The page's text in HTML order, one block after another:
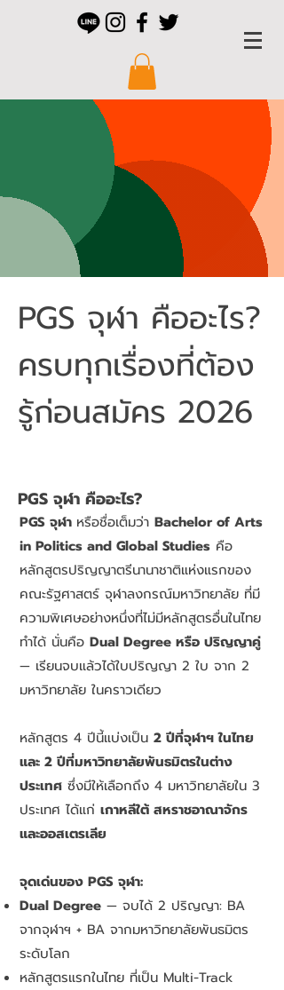
PGS จุฬา คืออะไร?
ครบทุกเรื่องที่ต้อง
รู้ก่อนสมัคร 2026
PGS จุฬา คืออะไร?
PGS จุฬา หรือชื่อเต็มว่า Bachelor of Arts
in Politics and Global Studies คือ
หลักสูตรปริญญาตรีนานาชาติแห่งแรกของ
คณะรัฐศาสตร์ จุฬาลงกรณ์มหาวิทยาลัย ที่มี
ความพิเศษอย่างหนึ่งที่ไม่มีหลักสูตรอื่นในไทย
ทำได้ นั่นคือ Dual Degree หรือ ปริญญาคู่
— เรียนจบแล้วได้ใบปริญญา 2 ใบ จาก 2
มหาวิทยาลัย ในคราวเดียว
หลักสูตร 4 ปีนี้แบ่งเป็น 2 ปีที่จุฬาฯ ในไทย
และ 2 ปีที่มหาวิทยาลัยพันธมิตรในต่าง
ประเทศ ซึ่งมีให้เลือกถึง 4 มหาวิทยาลัยใน 3
ประเทศ ได้แก่ เกาหลีใต้ สหราชอาณาจักร
และออสเตรเลีย
จุดเด่นของ PGS จุฬา:
Dual Degree — จบได้ 2 ปริญญา: BA
จากจุฬาฯ + BA จากมหาวิทยาลัยพันธมิตร
ระดับโลก
หลักสูตรแรกในไทย ที่เป็น Multi-Track